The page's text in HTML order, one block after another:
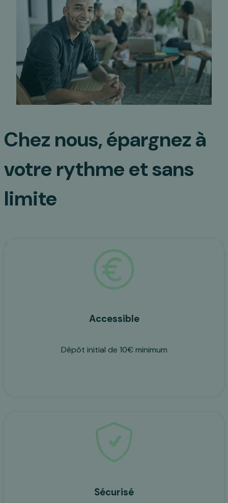
Chez nous, épargnez à
votre rythme et sans
limite
Accessible
Dépôt initial de 10€ minimum
Sécurisé